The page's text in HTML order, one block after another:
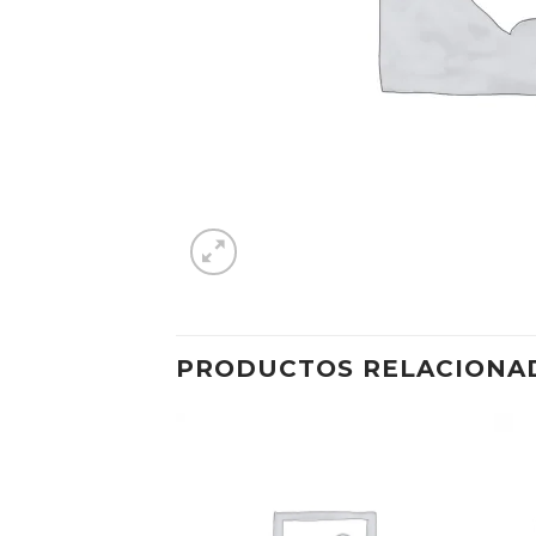
PRODUCTOS